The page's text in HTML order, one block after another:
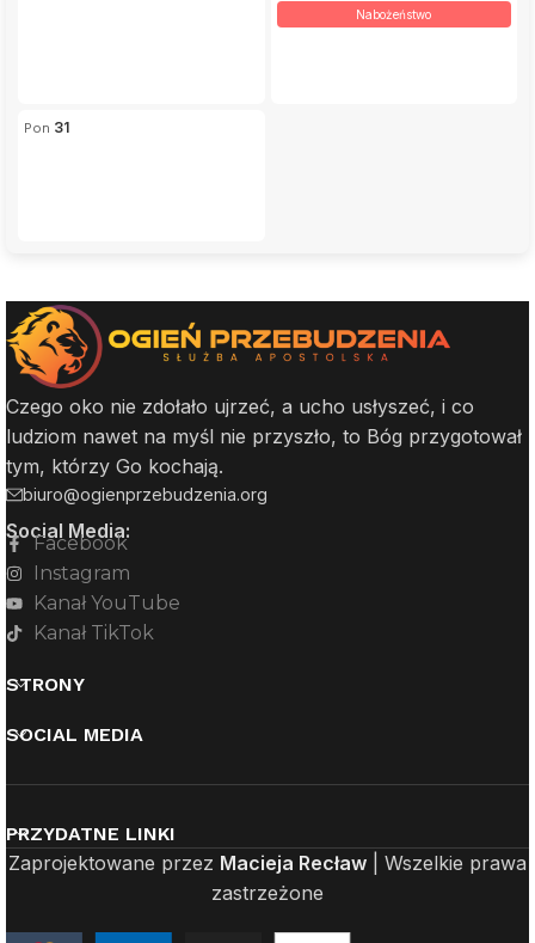
Nabożeństwo
31
Czego oko nie zdołało ujrzeć, a ucho usłyszeć, i co
ludziom nawet na myśl nie przyszło, to Bóg przygotował
tym, którzy Go kochają.
biuro@ogienprzebudzenia.org
Social Media:
Facebook
Instagram
Kanał YouTube
Kanał TikTok
STRONY
SOCIAL MEDIA
PRZYDATNE LINKI
Zaprojektowane przez Macieja Recław | Wszelkie prawa
zastrzeżone